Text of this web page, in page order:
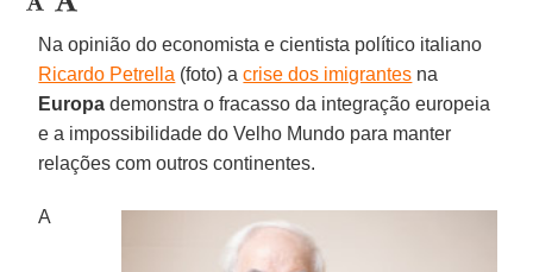
Na opinião do economista e cientista político italiano
Ricardo Petrella (foto) acrise dos imigrantes na
Europa demonstra o fracasso da integração europeia
e a impossibilidade do Velho Mundo para manter
relações com outros continentes.
A